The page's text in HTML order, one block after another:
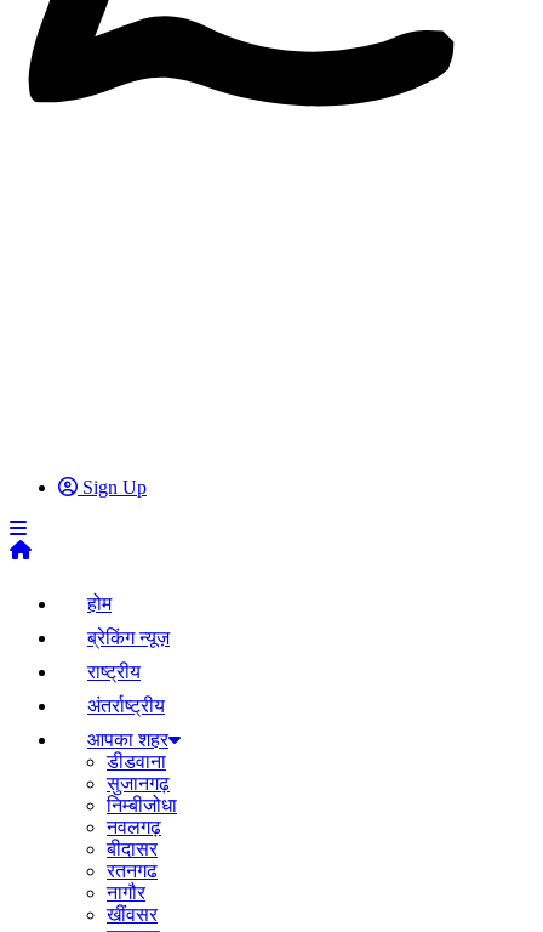
Sign Up
होम
ब्रेकिंग न्यूज़
राष्ट्रीय
अंतर्राष्ट्रीय
आपका शहर
डीडवाना
सुजानगढ़
निम्बीजोधा
नवलगढ़
बीदासर
रतनगढ
नागौर
खींवसर